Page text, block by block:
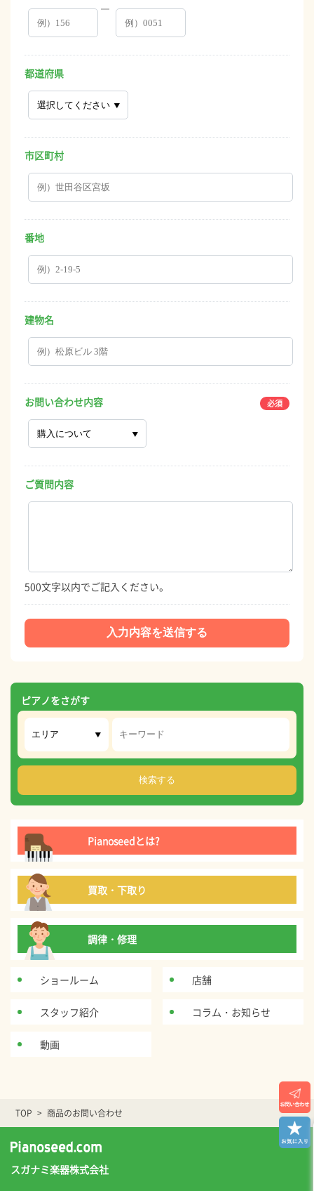
―
都道府県
市区町村
番地
建物名
お問い合わせ内容
ご質問内容
500文字以内でご記入ください。
ピアノをさがす
Pianoseedとは?
買取・下取り
調律・修理
ショールーム 店舗
スタッフ紹介 コラム・お知らせ
動画
TOP 商品のお問い合わせ
スガナミ楽器株式会社